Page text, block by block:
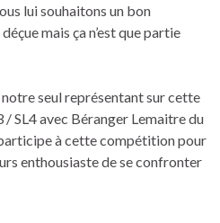
lui souhaitons un bon
mais ça n’est que partie
seul représentant sur cette
/ SL4 avec Béranger Lemaitre du
à cette compétition pour
enthousiaste de se confronter